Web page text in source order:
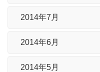
2014年7月
2014年6月
2014年5月